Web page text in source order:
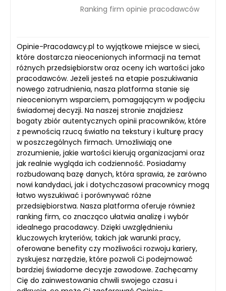
Ranking firm opinie pracodawców
Opinie-Pracodawcy.pl to wyjątkowe miejsce w sieci,
które dostarcza nieocenionych informacji na temat
różnych przedsiębiorstw oraz oceny ich wartości jako
pracodawców. Jeżeli jesteś na etapie poszukiwania
nowego zatrudnienia, nasza platforma stanie się
nieocenionym wsparciem, pomagającym w podjęciu
świadomej decyzji. Na naszej stronie znajdziesz
bogaty zbiór autentycznych opinii pracowników, które
z pewnością rzucą światło na tekstury i kulturę pracy
w poszczególnych firmach. Umożliwiają one
zrozumienie, jakie wartości kierują organizacjami oraz
jak realnie wygląda ich codzienność. Posiadamy
rozbudowaną bazę danych, która sprawia, że zarówno
nowi kandydaci, jak i dotychczasowi pracownicy mogą
łatwo wyszukiwać i porównywać różne
przedsiębiorstwa. Nasza platforma oferuje również
ranking firm, co znacząco ułatwia analizę i wybór
idealnego pracodawcy. Dzięki uwzględnieniu
kluczowych kryteriów, takich jak warunki pracy,
oferowane benefity czy możliwości rozwoju kariery,
zyskujesz narzędzie, które pozwoli Ci podejmować
bardziej świadome decyzje zawodowe. Zachęcamy
Cię do zainwestowania chwili swojego czasu i